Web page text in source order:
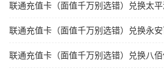
联通充值卡（面值千万别选错）兑换太
联通充值卡（面值千万别选错）兑换永
联通充值卡（面值千万别选错）兑换八